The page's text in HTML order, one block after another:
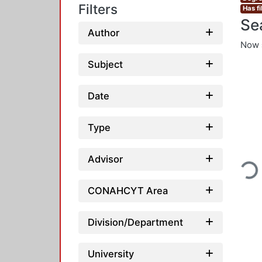
Filters
Author
Subject
Date
Type
Advisor
CONAHCYT Area
Division/Department
University
Has
Now